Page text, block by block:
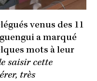
venus des 11
a marqué
mots à leur
saisir cette
très